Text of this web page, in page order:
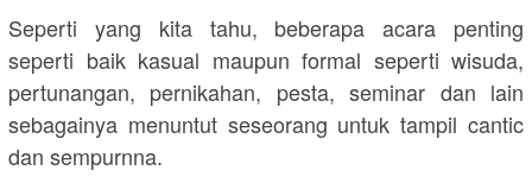
Seperti yang kita tahu, beberapa acara penting
seperti baik kasual maupun formal seperti wisuda,
pertunangan, pernikahan, pesta, seminar dan lain
sebagainya menuntut seseorang untuk tampil cantic
dan sempurnna.